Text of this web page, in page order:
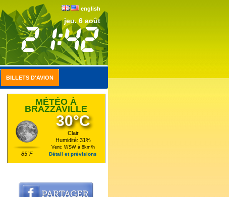
english
jeu. 6 août
BILLETS D'AVION
MÉTÉO À
BRAZZAVILLE
85°F
30°C
Clair
Humidité: 31%
Vent: WSW à 8km/h
Détail et prévisions